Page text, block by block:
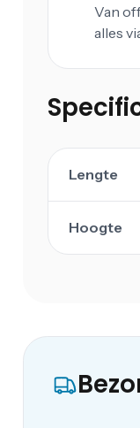
Van
alles
Lengte
Hoogte